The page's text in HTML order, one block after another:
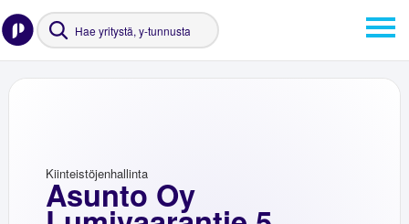
Asunto Oy
Kiinteistöjenhallinta